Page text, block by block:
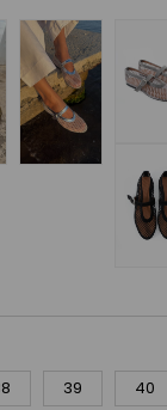
39 40